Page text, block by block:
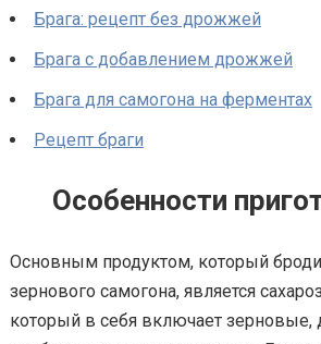
Брага: рецепт без дрожжей
Брага с добавлением дрожжей
Брага для самогона на ферментах
Рецепт браги
Особенности
Основным продуктом, который
зернового самогона, является
который в себя включает зерновые,